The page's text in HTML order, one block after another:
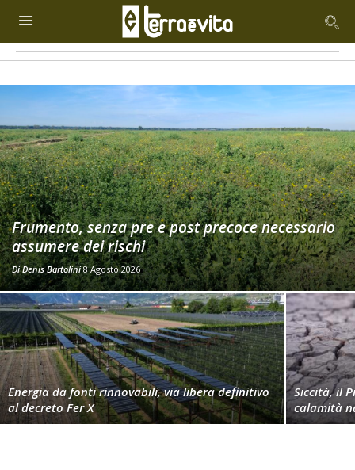
Frumento, senza pre e post precoce necessario
assumere dei rischi
DiDenis Bartolini 8 Agosto 2026
Energia da fonti rinnovabili, via libera definitivo
al decreto Fer X
Siccità, il
calamità